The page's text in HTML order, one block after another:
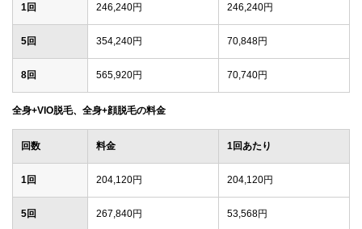
1回 246,240円 246,240円
5回 354,240円 70,848円
8回 565,920円 70,740円
全身+VIO脱毛、全身+顔脱毛の料金
回数 料金 1回あたり
1回 204,120円 204,120円
5回 267,840円 53,568円